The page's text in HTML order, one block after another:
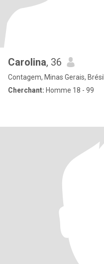
Carolina, 36
Contagem, Minas Gerais, Brésil
Cherchant: Homme 18 - 99